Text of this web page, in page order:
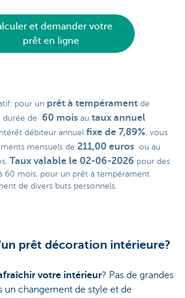
et demander votre
prêt en ligne
pour un prêt à tempérament de
durée de 60 mois au taux annuel
débiteur annuel fixe de 7,89%, vous
mensuels de 211,00 euros ou au
Taux valable le 02-06-2026 pour des
60 mois, pour un prêt à tempérament
de divers buts personnels.
prêt décoration intérieure?
votre intérieur? Pas de grandes
un changement de style et de